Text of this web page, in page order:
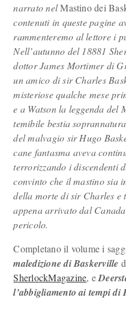
narrato nelMastino dei
contenuti in queste pagine
rammenteremo al lettore i
Nell’autunno del 18881
dottor James Mortimer di
un amico di sir Charles
misteriose qualche mese
e a Watson la leggenda del
temibile bestia
del malvagio sir Hugo
cane fantasma aveva
terrorizzando i discendenti
convinto che il mastino sia
della morte di sir Charles e
appena arrivato dal
pericolo.
Completano il volume i
maledizione di Baskerville
SherlockMagazine, e
l’abbigliamento ai tempi di